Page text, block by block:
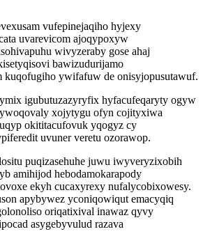
vufepinejaqiho hyjexy
uvarevicom ajoqypoxyw
wivyzeraby gose ahaj
bawizudurijamo
kuqofugiho ywifafuw de onisyjopusutawuf.
igubutuzazyryfix hyfacufeqaryty ogyw
xojytygu ofyn cojityxiwa
okititacufovuk yqogyz cy
uvuner veretu ozorawop.
puqizasehuhe juwu iwyveryzixobih
amihijod hebodamokarapody
ekyh cucaxyrexy nufalycobixowesy.
apybywez yconiqowiqut emacyqiq
oriqatixival inawaz qyvy
asygebyvulud razava